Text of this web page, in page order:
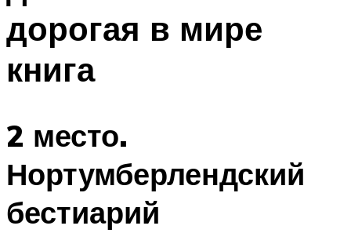
дорогая в мире
книга
2 место.
Нортумберлендский
бестиарий